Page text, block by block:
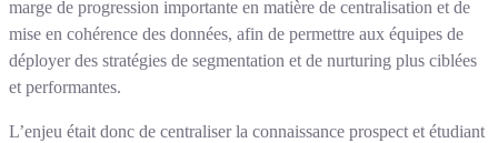
marge de progression importante en matière de centralisation et de
mise en cohérence des données, afin de permettre aux équipes de
déployer des stratégies de segmentation et de nurturing plus ciblées
et performantes.
L’enjeu était donc de centraliser la connaissance prospect et étudiant